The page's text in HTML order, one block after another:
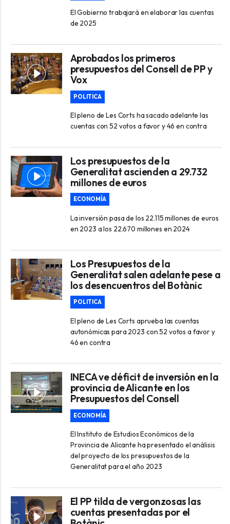
El Gobierno trabajará en elaborar las cuentas
de 2025
Aprobados los primeros
presupuestos del Consell de PP y
Vox
POLITICA
El pleno de Les Corts ha sacado adelante las
cuentas con 52 votos a favor y 46 en contra
Los presupuestos de la
Generalitat ascienden a 29.732
millones de euros
ECONOMÍA
La inversión pasa de los 22.115 millones de euros
en 2023 a los 22.670 millones en 2024
Los Presupuestos de la
Generalitat salen adelante pese a
los desencuentros del Botànic
POLITICA
El pleno de Les Corts aprueba las cuentas
autonómicas para 2023 con 52 votos a favor y
46 en contra
INECA ve déficit de inversión en la
provincia de Alicante en los
Presupuestos del Consell
ECONOMÍA
El Instituto de Estudios Económicos de la
Provincia de Alicante ha presentado el análisis
del proyecto de los presupuestos de la
Generalitat para el año 2023
El PP tilda de vergonzosas las
cuentas presentadas por el